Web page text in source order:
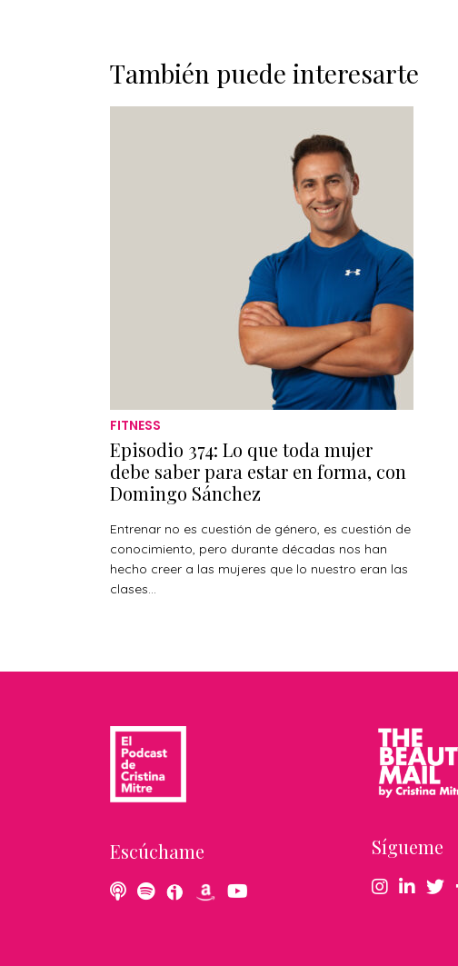
También puede interesarte
FITNESS
Episodio 374: Lo que toda mujer
debe saber para estar en forma, con
Domingo Sánchez
Entrenar no es cuestión de género, es cuestión de
conocimiento, pero durante décadas nos han
hecho creer a las mujeres que lo nuestro eran las
clases...
Escúchame Sígueme